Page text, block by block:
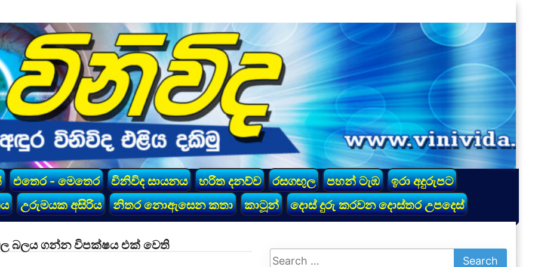
එතෙර - මෙතෙර විනිවිද සායනය හරිත දනව්ව රසගඟුල පහන් ටැඹ
ඉරා අදුරුපට
උරුමයක අසිරිය නිතර නොඇසෙන කතා කාටූන් දොස් දුරු කරවන දොස්තර උපදෙස්
බලය ගන්න විපක්ෂය එක් වෙති